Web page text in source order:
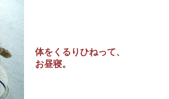
体をくるりひねって、
お昼寝。